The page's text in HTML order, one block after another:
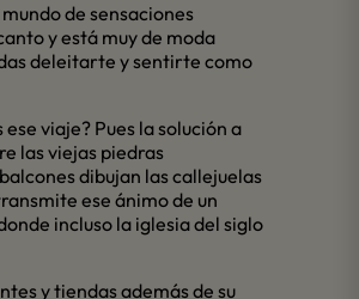
de sensaciones
y está muy de moda
deleitarte y sentirte como
viaje? Pues la solución a
las viejas piedras
dibujan las callejuelas
ese ánimo de un
incluso la iglesia del siglo
y tiendas además de su